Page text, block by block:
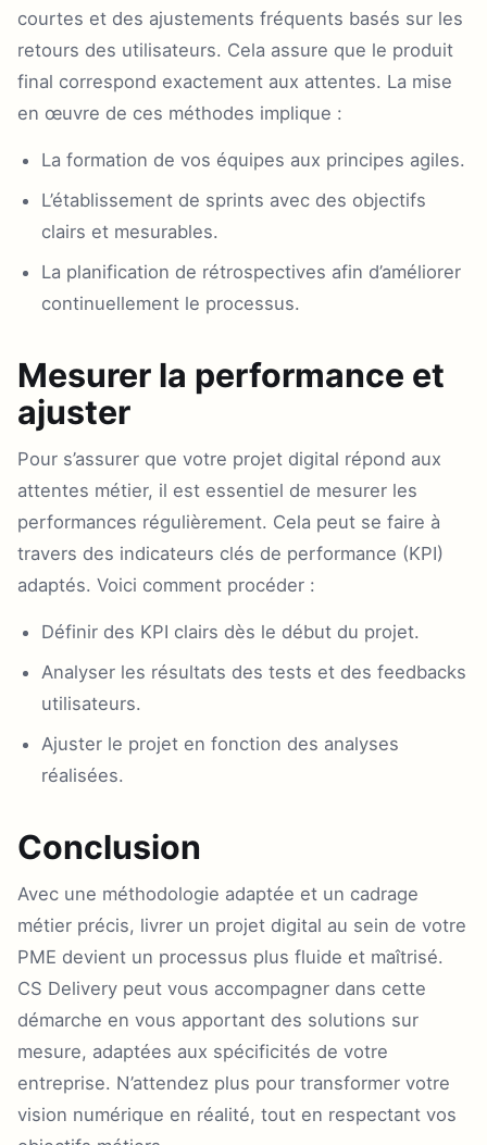
courtes et des ajustements fréquents basés sur les
retours des utilisateurs. Cela assure que le produit
final correspond exactement aux attentes. La mise
en œuvre de ces méthodes implique :
La formation de vos équipes aux principes agiles.
L’établissement de sprints avec des objectifs
clairs et mesurables.
La planification de rétrospectives afin d’améliorer
continuellement le processus.
Mesurer la performance et
ajuster
Pour s’assurer que votre projet digital répond aux
attentes métier, il est essentiel de mesurer les
performances régulièrement. Cela peut se faire à
travers des indicateurs clés de performance (KPI)
adaptés. Voici comment procéder :
Définir des KPI clairs dès le début du projet.
Analyser les résultats des tests et des feedbacks
utilisateurs.
Ajuster le projet en fonction des analyses
réalisées.
Conclusion
Avec une méthodologie adaptée et un cadrage
métier précis, livrer un projet digital au sein de votre
PME devient un processus plus fluide et maîtrisé.
CS Delivery peut vous accompagner dans cette
démarche en vous apportant des solutions sur
mesure, adaptées aux spécificités de votre
entreprise. N’attendez plus pour transformer votre
vision numérique en réalité, tout en respectant vos